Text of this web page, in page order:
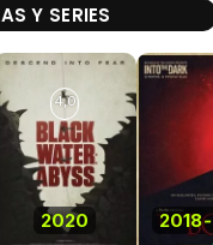
Y SERIES
2020
4,0
2018-